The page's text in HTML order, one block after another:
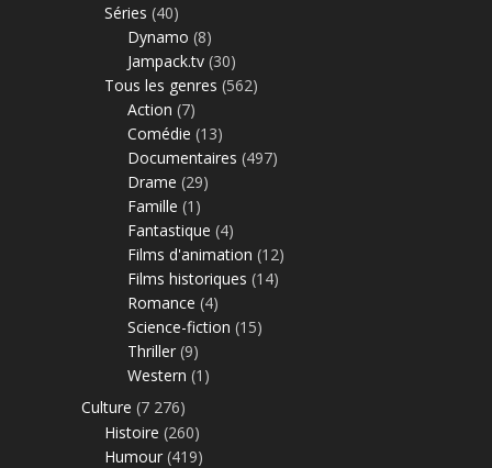
Séries (40)
Dynamo (8)
Jampack.tv (30)
Tous les genres (562)
Action (7)
Comédie (13)
Documentaires (497)
Drame (29)
Famille (1)
Fantastique (4)
Films d'animation (12)
Films historiques (14)
Romance (4)
Science-fiction (15)
Thriller (9)
Western (1)
Culture (7 276)
Histoire (260)
Humour (419)